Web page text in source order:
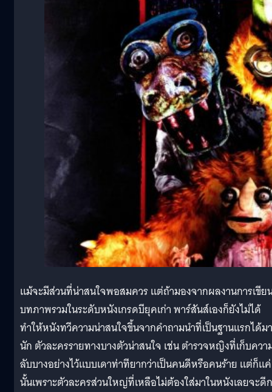
แม้จะมีส่วนที่น่าสนใจพอสมควร แต่ถ้ามองจากผลงานการเขีย
บทภาพรวมในระดับหนังเกรดบียุคเก่า พาร์สันส์เองก็ยังไม่ได้
ทำให้หนังทวีความน่าสนใจขึ้นจากคำถามนำที่เป็นฐานแรกได้ม
นัก ตัวละครรายทางบางตัวน่าสนใจ เช่น ตำรวจหญิงที่เก็บควา
ลับบางอย่างไว้แบบเดาท่าทียากว่าเป็นคนดีหรือคนร้าย แต่ก็แค่
นั้นเพราะตัวละครส่วนใหญ่ที่เหลือไม่ต้องใส่มาในหนังเลยจะดี